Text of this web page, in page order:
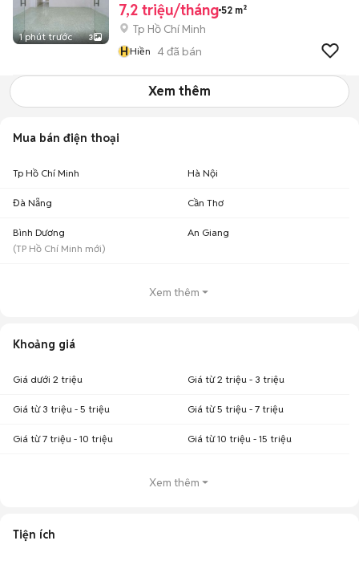
1 phút trước 3
7,2 triệu/tháng 52 m²
Tp Hồ Chí Minh
HHiền 4đã bán
Xem thêm
Mua bán điện thoại
Tp Hồ Chí Minh Hà Nội
Đà Nẵng Cần Thơ
Bình Dương
(TP Hồ Chí Minh mới)
An Giang
Xem thêm
Khoảng giá
Giá dưới 2 triệu Giá từ 2 triệu - 3 triệu
Giá từ 3 triệu - 5 triệu Giá từ 5 triệu - 7 triệu
Giá từ 7 triệu - 10 triệu Giá từ 10 triệu - 15 triệu
Xem thêm
Tiện ích